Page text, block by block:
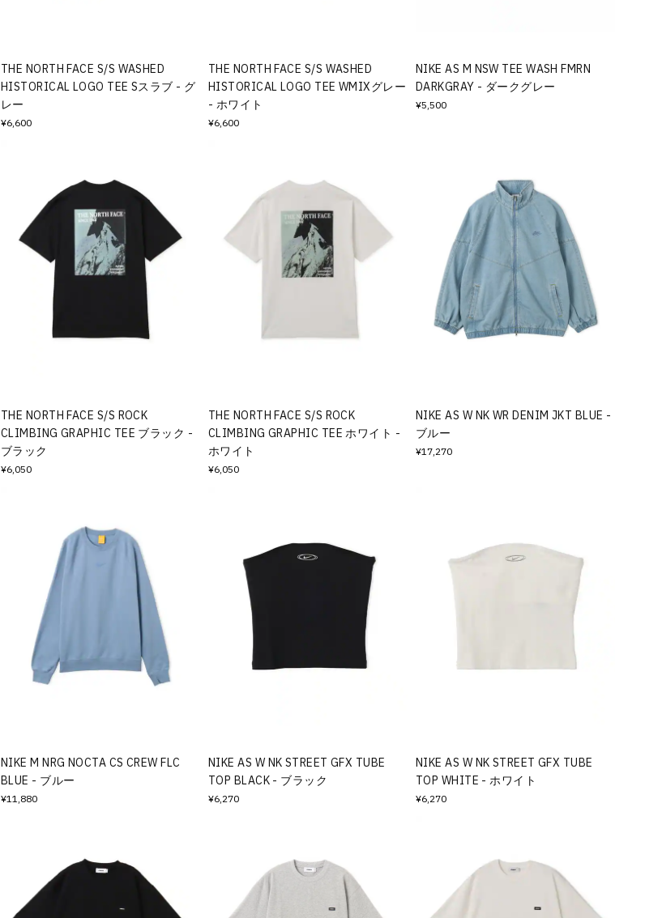
THE NORTH FACE S/S WASHED
HISTORICAL LOGO TEE Sスラブ - グ
レー
¥6,600
THE NORTH FACE S/S WASHED
HISTORICAL LOGO TEE WMIXグレー
- ホワイト
¥6,600
NIKE AS M NSW TEE WASH FMRN
DARKGRAY - ダークグレー
¥5,500
THE NORTH FACE S/S ROCK
CLIMBING GRAPHIC TEE ブラック -
ブラック
¥6,050
THE NORTH FACE S/S ROCK
CLIMBING GRAPHIC TEE ホワイト -
ホワイト
¥6,050
NIKE AS W NK WR DENIM JKT BLUE -
ブルー
¥17,270
NIKE M NRG NOCTA CS CREW FLC
BLUE - ブルー
¥11,880
NIKE AS W NK STREET GFX TUBE
TOP BLACK - ブラック
¥6,270
NIKE AS W NK STREET GFX TUBE
TOP WHITE - ホワイト
¥6,270